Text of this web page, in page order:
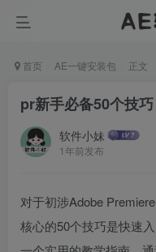
首页 AE一键安装包 正文
pr新手必备50个技
软件小妹
1年前发布
对于初涉Adobe
核心的50个技巧是快速